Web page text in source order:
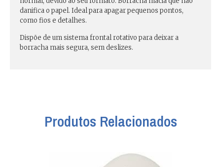
danifica o papel. Ideal para apagar pequenos pontos,
como fios e detalhes.
Dispõe de um sistema frontal rotativo para deixar a
borracha mais segura, sem deslizes.
Produtos Relacionados